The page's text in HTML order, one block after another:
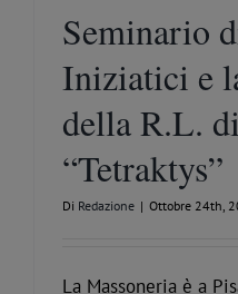
Seminario
Iniziatici e
della R.L.
“Tetraktys”
Di Redazione | Ottobre 24th,
La Massoneria è a